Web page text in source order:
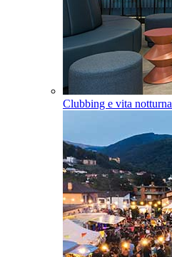
Clubbing e vita notturna